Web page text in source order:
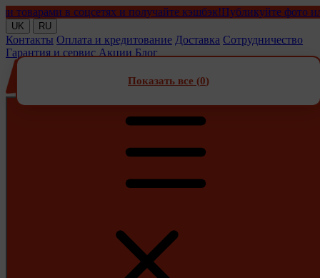
в соцсетях и получайте кэшбэк!Публикуйте фото или
UK RU
Контакты Оплата и кредитование Доставка Сотрудничество
Гарантия и сервис Акции Блог
Показать все (0)